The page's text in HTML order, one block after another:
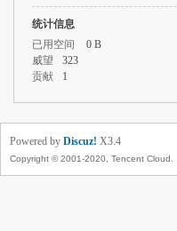
统计信息
已用空间
0 B
威望
323
贡献
1
Powered by Discuz! X3.4
Copyright © 2001-2020, Tencent Cloud.